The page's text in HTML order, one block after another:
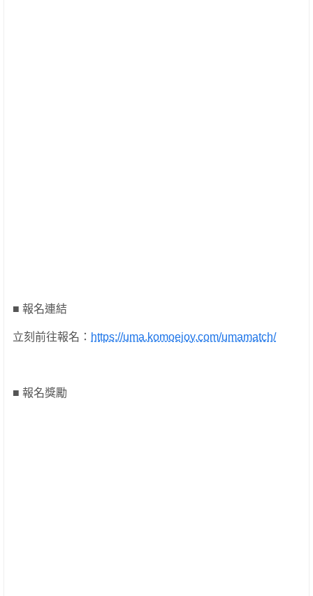
■ 報名連結
立刻前往報名： https://uma.komoejoy.com/umamatch/
■ 報名獎勵